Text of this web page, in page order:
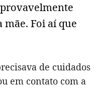
mãe. Foi aí que
de cuidados
em contato com a